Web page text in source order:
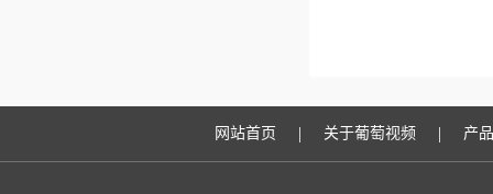
网站首页 | 关于葡萄视频 | 产